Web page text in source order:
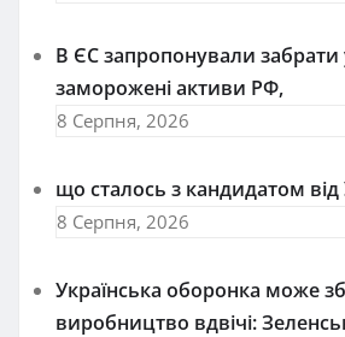
В ЄС запропонували забрати
заморожені активи РФ,
8 Серпня, 2026
що сталось з кандидатом від
8 Серпня, 2026
Українська оборонка може
виробництво вдвічі: